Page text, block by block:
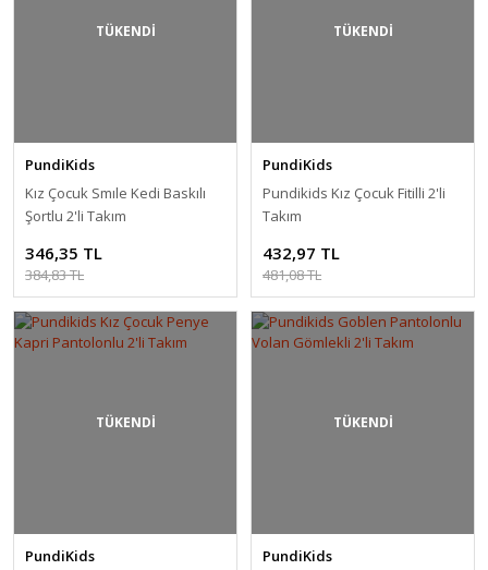
TÜKENDİ
PundiKids
Kız Çocuk Smıle Kedi Baskılı
Şortlu 2'li Takım
346,35 TL
384,83 TL
TÜKENDİ
PundiKids
Pundikids Kız Çocuk Fitilli 2'li
Takım
432,97 TL
481,08 TL
TÜKENDİ
PundiKids
TÜKENDİ
PundiKids